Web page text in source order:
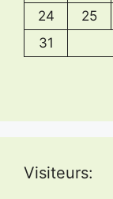
24
25
31
Visiteurs: